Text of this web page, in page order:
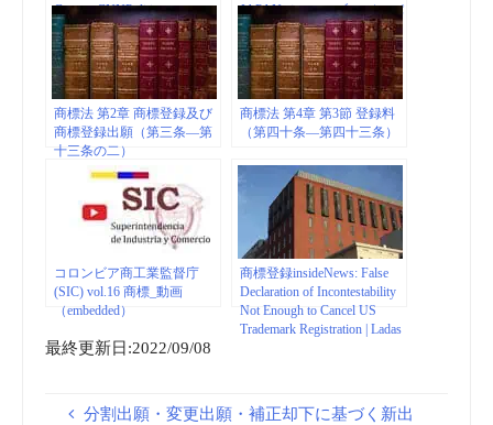
Court – CNNPolitics
JAPAN（フォーブス ジャパ
ン）
商標法 第2章 商標登録及び
商標登録出願（第三条―第
十三条の二）
商標法 第4章 第3節 登録料
（第四十条―第四十三条）
コロンビア商工業監督庁
(SIC) vol.16 商標_動画
（embedded）
商標登録insideNews: False
Declaration of Incontestability
Not Enough to Cancel US
Trademark Registration | Ladas
最終更新日:2022/09/08
分割出願・変更出願・補正却下に基づく新出